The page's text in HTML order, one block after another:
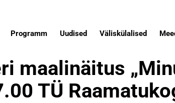
Programm Uudised Väliskülalised
maalinäitus
TÜ